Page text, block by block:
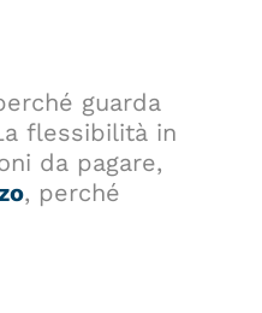
guarda
flessibilità in
da pagare,
, perché